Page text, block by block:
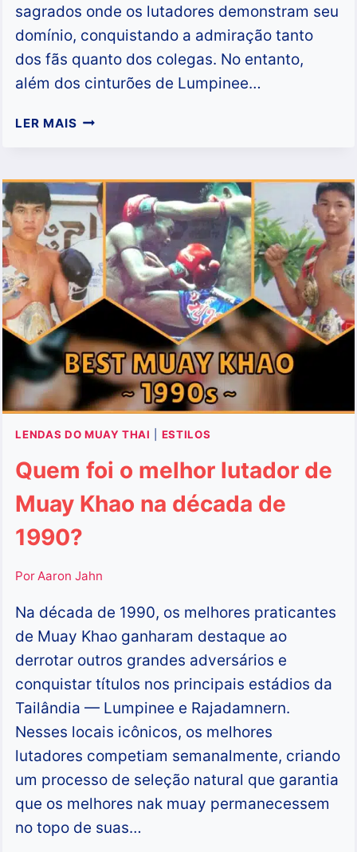
sagrados onde os lutadores demonstram seu
domínio, conquistando a admiração tanto
dos fãs quanto dos colegas. No entanto,
além dos cinturões de Lumpinee…
LER MAIS QUEM
MELHOR
LUTADOR
DE
MUAY
BOUK
NA
DÉCADA
DE
LENDAS DO MUAY THAI ESTILOS
Quem foi o melhor lutador de
Muay Khao na década de
1990?
Por Aaron Jahn
Na década de 1990, os melhores praticantes
de Muay Khao ganharam destaque ao
derrotar outros grandes adversários e
conquistar títulos nos principais estádios da
Tailândia — Lumpinee e Rajadamnern.
Nesses locais icônicos, os melhores
lutadores competiam semanalmente, criando
um processo de seleção natural que garantia
que os melhores nak muay permanecessem
no topo de suas…